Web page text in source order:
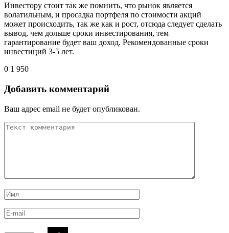
Инвестору стоит так же помнить, что рынок является
волатильным, и просадка портфеля по стоимости акций
может происходить, так же как и рост, отсюда следует сделать
вывод, чем дольше сроки инвестирования, тем
гарантирование будет ваш доход. Рекомендованные сроки
инвестиций 3-5 лет.
0 1 950
Добавить комментарий
Ваш адрес email не будет опубликован.